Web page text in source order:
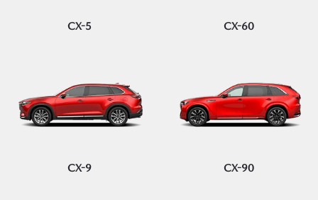
CX-5 CX-60
CX-9 CX-90